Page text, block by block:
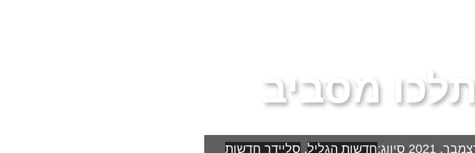
מסביב
סיווג:חדשות הגליל, סליידר חדשות